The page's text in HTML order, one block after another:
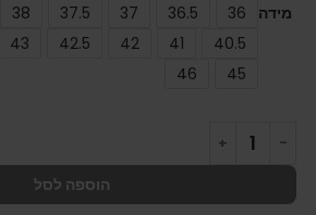
מידה 36
36.5
37
37.5
38
40.5
41
42
42.5
43
45
46
הוספה לסל